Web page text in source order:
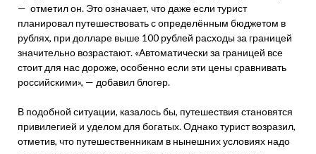
— отметил он. Это означает, что даже если турист
планировал путешествовать с определённым бюджетом в
рублях, при долларе выше 100 рублей расходы за границей
значительно возрастают. «Автоматически за границей все
стоит для нас дороже, особенно если эти цены сравнивать
российскими», — добавил блогер.
В подобной ситуации, казалось бы, путешествия становятся
привилегией и уделом для богатых. Однако турист возразил,
отметив, что путешественникам в нынешних условиях надо